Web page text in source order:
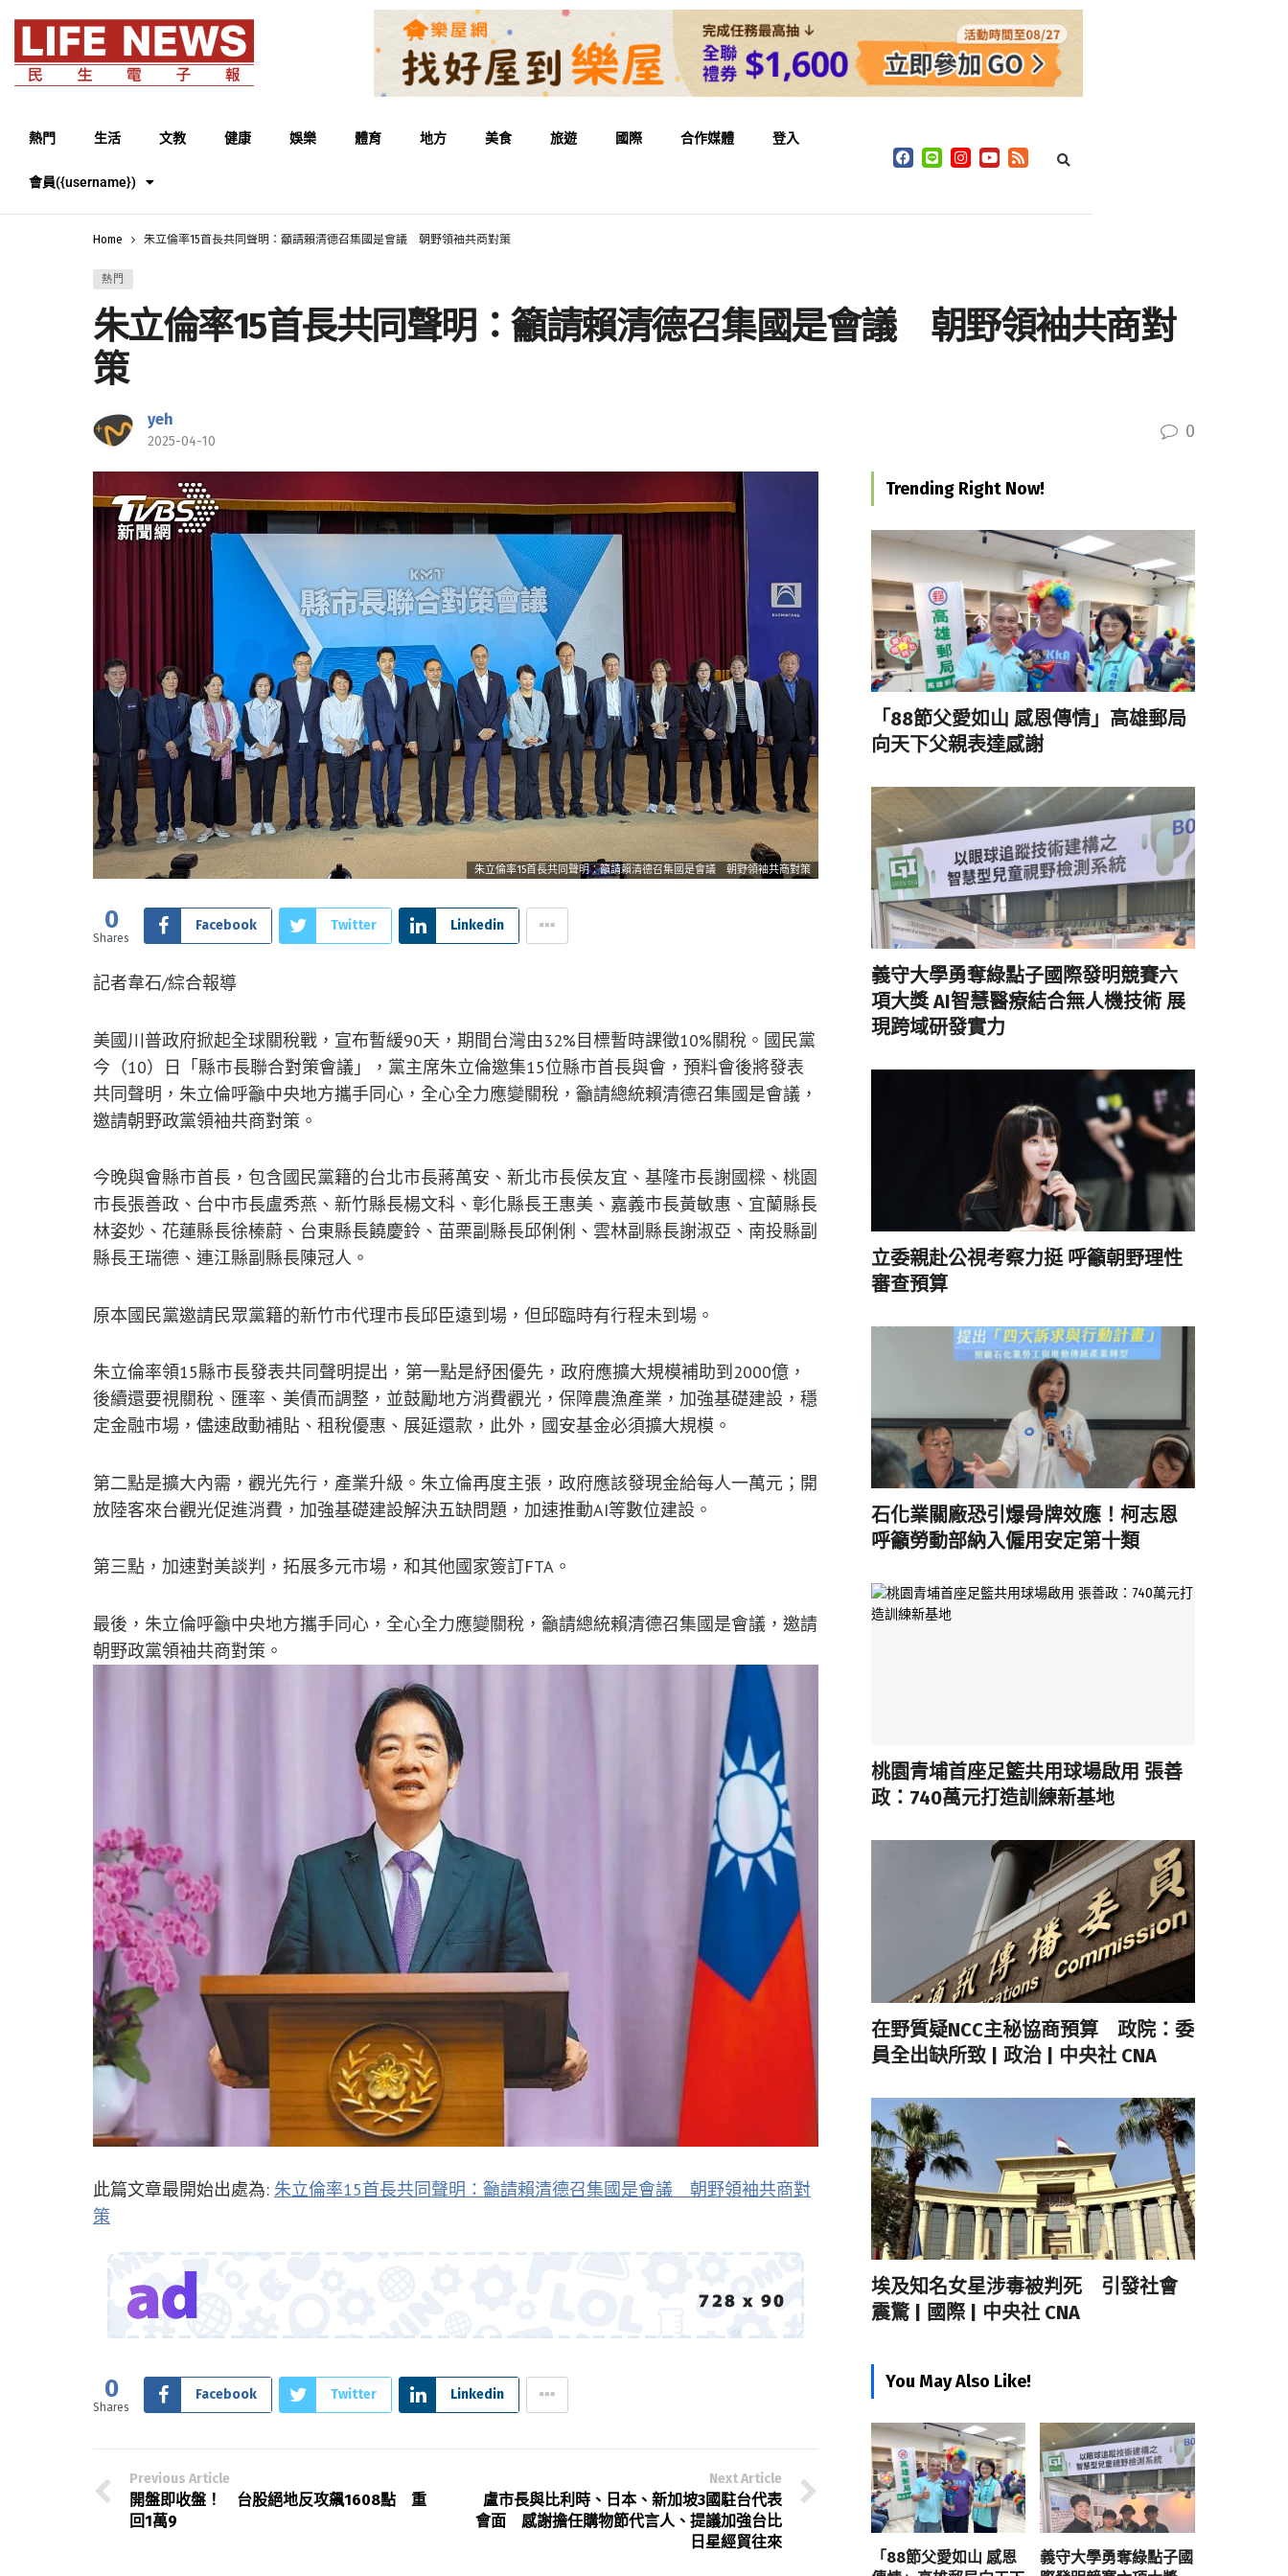
熱門 生活 文教 健康 娛樂 體育 地方 美食 旅遊 國際 合作媒體 登入
會員({username})
Home 朱立倫率15首長共同聲明：籲請賴清德召集國是會議 朝野領袖共商對策
熱門
朱立倫率15首長共同聲明：籲請賴清德召集國是會議 朝野領袖共商對
策
yeh
2025-04-10 0
朱立倫率15首長共同聲明：籲請賴清德召集國是會議 朝野領袖共商對策
0
Shares
Facebook Twitter Linkedin
記者韋石/綜合報導
美國川普政府掀起全球關稅戰，宣布暫緩90天，期間台灣由32%目標暫時課徵10%關稅。國民黨
今（10）日「縣市長聯合對策會議」，黨主席朱立倫邀集15位縣市首長與會，預料會後將發表
共同聲明，朱立倫呼籲中央地方攜手同心，全心全力應變關稅，籲請總統賴清德召集國是會議，
邀請朝野政黨領袖共商對策。
今晚與會縣市首長，包含國民黨籍的台北市長蔣萬安、新北市長侯友宜、基隆市長謝國樑、桃園
市長張善政、台中市長盧秀燕、新竹縣長楊文科、彰化縣長王惠美、嘉義市長黃敏惠、宜蘭縣長
林姿妙、花蓮縣長徐榛蔚、台東縣長饒慶鈴、苗栗副縣長邱俐俐、雲林副縣長謝淑亞、南投縣副
縣長王瑞德、連江縣副縣長陳冠人。
原本國民黨邀請民眾黨籍的新竹市代理市長邱臣遠到場，但邱臨時有行程未到場。
朱立倫率領15縣市長發表共同聲明提出，第一點是紓困優先，政府應擴大規模補助到2000億，
後續還要視關稅、匯率、美債而調整，並鼓勵地方消費觀光，保障農漁產業，加強基礎建設，穩
定金融市場，儘速啟動補貼、租稅優惠、展延還款，此外，國安基金必須擴大規模。
第二點是擴大內需，觀光先行，產業升級。朱立倫再度主張，政府應該發現金給每人一萬元；開
放陸客來台觀光促進消費，加強基礎建設解決五缺問題，加速推動AI等數位建設。
第三點，加速對美談判，拓展多元市場，和其他國家簽訂FTA。
最後，朱立倫呼籲中央地方攜手同心，全心全力應變關稅，籲請總統賴清德召集國是會議，邀請
朝野政黨領袖共商對策。
此篇文章最開始出處為: 朱立倫率15首長共同聲明：籲請賴清德召集國是會議 朝野領袖共商對
策
0
Shares
Facebook Twitter Linkedin
Previous Article
開盤即收盤！ 台股絕地反攻飆1608點 重
回1萬9
Next Article
盧市長與比利時、日本、新加坡3國駐台代表
會面 感謝擔任購物節代言人、提議加強台比
日星經貿往來
Trending Right Now!
「88節父愛如山 感恩傳情」高雄郵局
向天下父親表達感謝
義守大學勇奪綠點子國際發明競賽六
項大獎 AI智慧醫療結合無人機技術 展
現跨域研發實力
立委親赴公視考察力挺 呼籲朝野理性
審查預算
石化業關廠恐引爆骨牌效應！柯志恩
呼籲勞動部納入僱用安定第十類
桃園青埔首座足籃共用球場啟用 張善
政：740萬元打造訓練新基地
在野質疑NCC主秘協商預算 政院：委
員全出缺所致 | 政治 | 中央社 CNA
埃及知名女星涉毒被判死 引發社會
震驚 | 國際 | 中央社 CNA
You May Also Like!
「88節父愛如山 感恩
義守大學勇奪綠點子國